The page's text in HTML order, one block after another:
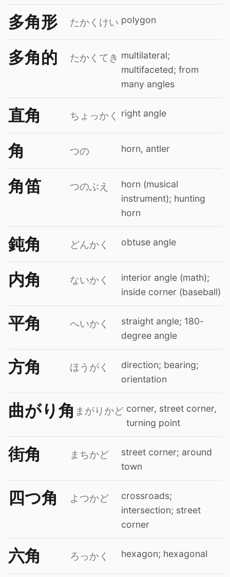
多角形 たかくけい polygon
多角的 たかくてき multilateral;
multifaceted; from
many angles
直角 ちょっかく right angle
角 つの horn, antler
角笛 つのぶえ
horn (musical
instrument); hunting
horn
鈍角 どんかく obtuse angle
内角 ないかく
interior angle (math);
inside corner (baseball)
平角 へいかく
straight angle; 180-
degree angle
方角 ほうがく
direction; bearing;
orientation
曲がり角 まがりかど corner, street corner,
turning point
街角 まちかど
street corner; around
town
四つ角 よつかど
crossroads;
intersection; street
corner
六角 ろっかく hexagon; hexagonal